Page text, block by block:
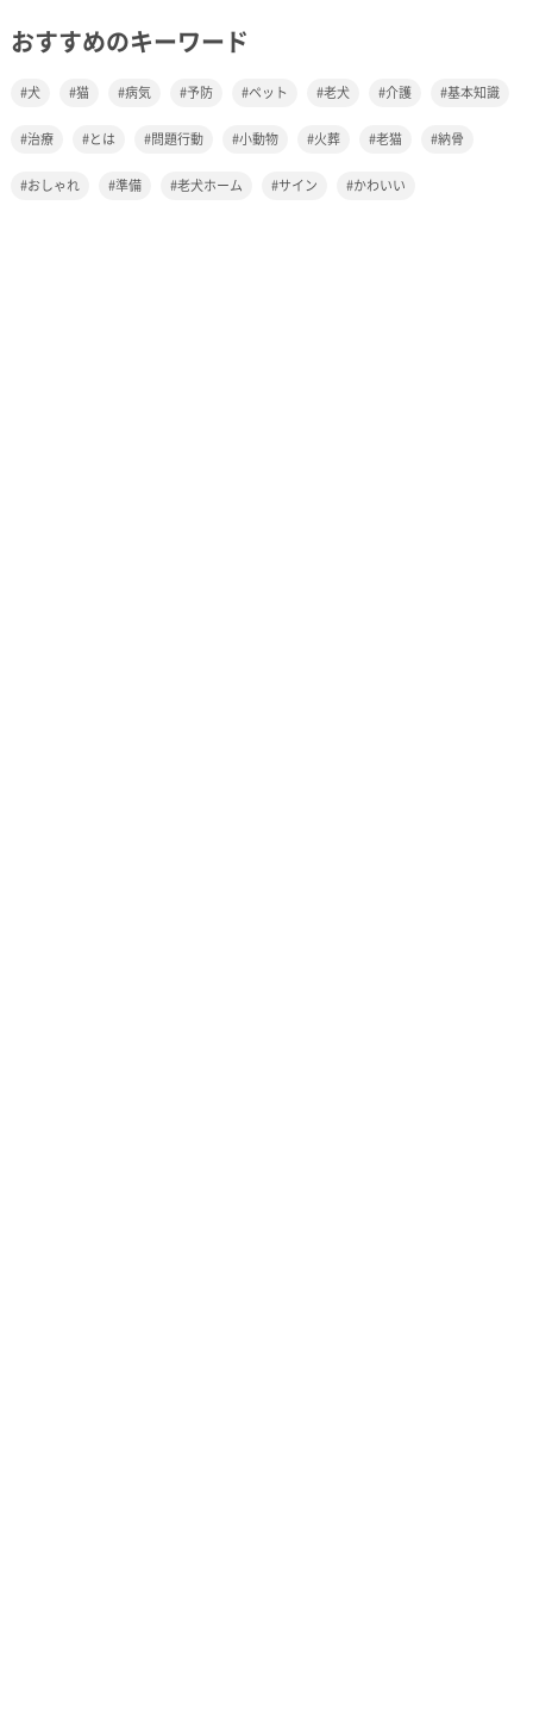
おすすめのキーワード
犬 猫 病気 予防 ペット 老犬 介護 基本知識
治療 とは 問題行動 小動物 火葬 老猫 納骨
おしゃれ 準備 老犬ホーム サイン かわいい